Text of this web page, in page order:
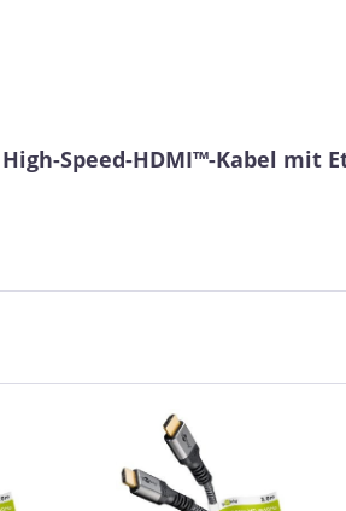
Speed-HDMI™-Kabel mit